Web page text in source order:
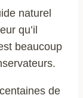
naturel
qu’il
beaucoup
de